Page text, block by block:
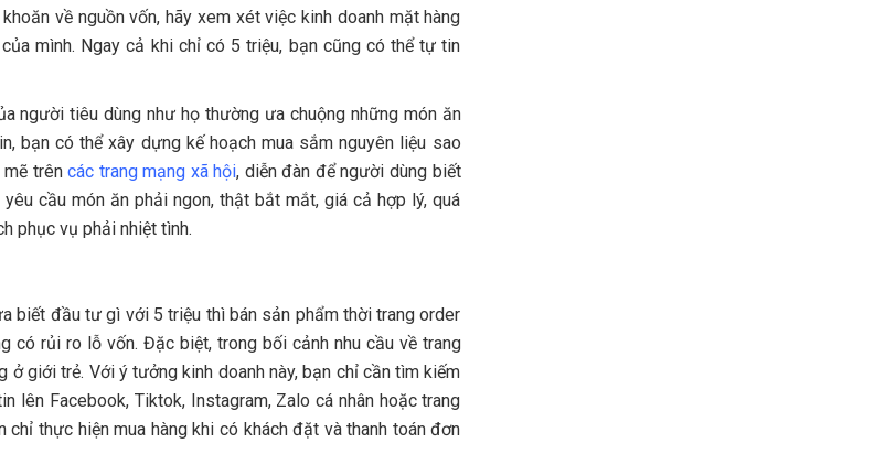
về nguồn vốn, hãy xem xét việc kinh doanh mặt hàng
mình. Ngay cả khi chỉ có 5 triệu, bạn cũng có thể tự tin
người tiêu dùng như họ thường ưa chuộng những món ăn
bạn có thể xây dựng kế hoạch mua sắm nguyên liệu sao
mẽ trêncác trang mạng xã hội, diễn đàn để người dùng biết
cầu món ăn phải ngon, thật bắt mắt, giá cả hợp lý, quá
phục vụ phải nhiệt tình.
biết đầu tư gì với 5 triệu thì bán sản phẩm thời trang order
có rủi ro lỗ vốn. Đặc biệt, trong bối cảnh nhu cầu về trang
giới trẻ. Với ý tưởng kinh doanh này, bạn chỉ cần tìm kiếm
lên Facebook, Tiktok, Instagram, Zalo cá nhân hoặc trang
thực hiện mua hàng khi có khách đặt và thanh toán đơn